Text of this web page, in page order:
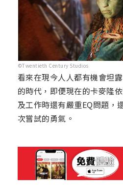
©Twentieth Century Studios
看來在現今人人都有機會坦
的時代，即便現在的卡麥隆
及工作時還有嚴重EQ問題，
次嘗試的勇氣。